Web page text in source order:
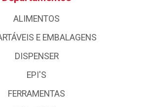
ALIMENTOS
E EMBALAGENS
DISPENSER
EPI'S
FERRAMENTAS